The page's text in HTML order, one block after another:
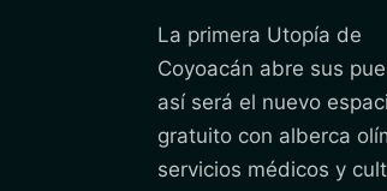
La primera Utopía de
Coyoacán abre sus
así será el nuevo
gratuito con alberca
servicios médicos y